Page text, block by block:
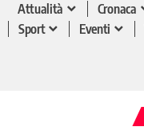
Attualità Cronaca
Sport
Eventi